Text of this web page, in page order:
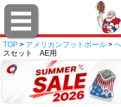
TOP > アメリカンフットボール >
スセット AE用